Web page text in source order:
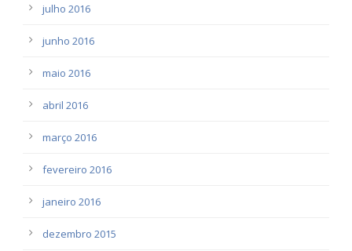
julho 2016
junho 2016
maio 2016
abril 2016
março 2016
fevereiro 2016
janeiro 2016
dezembro 2015